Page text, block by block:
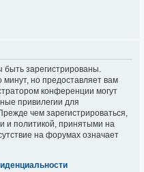
зарегистрированы.
минут, но предоставляет вам
конференции могут
привилегии для
чем зарегистрироваться,
и политикой, принятыми на
на форумах означает